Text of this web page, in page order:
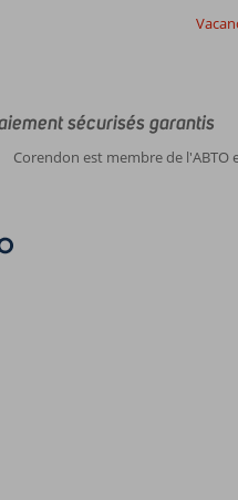
sécurisés garantis
Corendon est membre de l'ABTO